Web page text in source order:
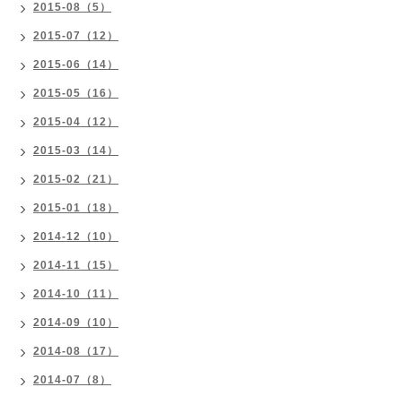
2015-08（5）
2015-07（12）
2015-06（14）
2015-05（16）
2015-04（12）
2015-03（14）
2015-02（21）
2015-01（18）
2014-12（10）
2014-11（15）
2014-10（11）
2014-09（10）
2014-08（17）
2014-07（8）